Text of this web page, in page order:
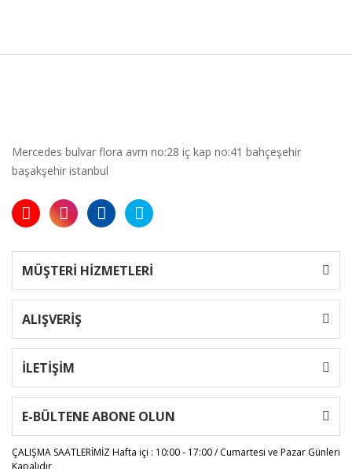
Mercedes bulvar flora avm no:28 iç kap no:41 bahçeşehir
başakşehir istanbul
MÜŞTERİ HİZMETLERİ
ALIŞVERİŞ
İLETİŞİM
E-BÜLTENE ABONE OLUN
ÇALIŞMA SAATLERİMİZHafta içi : 10:00 - 17:00 / Cumartesi ve Pazar Günleri
Kapalıdır